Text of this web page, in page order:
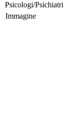
Psicologi/Psichiatri
Immagine